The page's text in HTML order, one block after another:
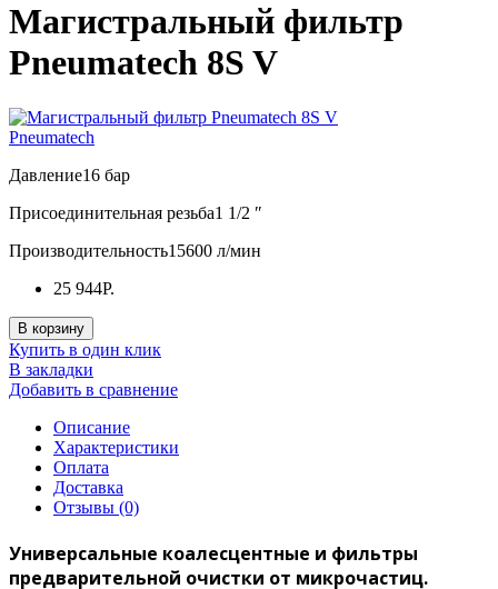
Магистральный фильтр
Pneumatech 8S V
Pneumatech
Давление16 бар
Присоединительная резьба1 1/2 ″
Производительность15600 л/мин
25 944Р.
В корзину
Купить в один клик
В закладки
Добавить в сравнение
Описание
Характеристики
Оплата
Доставка
Отзывы (0)
Универсальные коалесцентные и фильтры
предварительной очистки от микрочастиц.